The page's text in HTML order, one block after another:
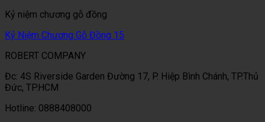
Kỷ niệm chương gỗ đồng
Kỷ Niệm Chương Gỗ Đồng 15
ROBERT COMPANY
Đc: 4S Riverside Garden Đường 17, P. Hiệp Bình Chánh, TP.Thủ
Đức, TP.HCM
Hotline: 0888408000